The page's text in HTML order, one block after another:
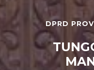
DPRD